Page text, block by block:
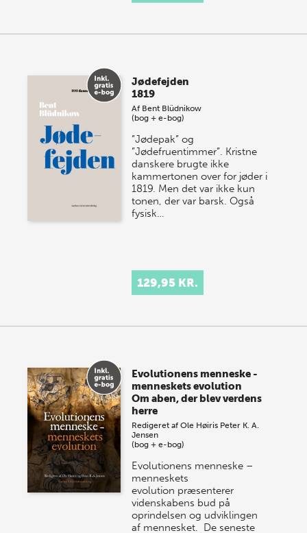
Jødefejden
1819
Af Bent Blüdnikow
(bog + e-bog)
”Jødepak” og
”Jødefruentimmer”. Kristne
danskere brugte ikke
kammertonen over for jøder i
1819. Men det var ikke kun
tonen, der var barsk. Også
fysisk…
129,95 KR.
Evolutionens menneske -
menneskets evolution
Om aben, der blev verdens
herre
Redigeret afOle Høiris Peter K. A.
Jensen
(bog + e-bog)
Evolutionens menneske –
menneskets
evolution præsenterer
videnskabens bud på
oprindelsen og udviklingen
af mennesket. De seneste